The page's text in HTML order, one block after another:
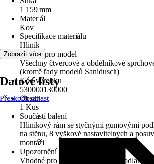
1 159 mm
Materiál
Kov
Specifikace materiálu
Hliník
vhodné pro model
Všechny čtvercové a obdélníkové
(kromě řady modelů Sanidusch)
Kód výrobku
530000130000
Obsah
1 Kus
Součástí balení
Hliníkový rám se styčnými gumovými
na stěnu, 8 výškově nastavitelných a
montáži
Upozornění
Vhodné pro instalaci do úrovně podlahy a
Zobrazit více
Datové listy
Přeskočit oblast